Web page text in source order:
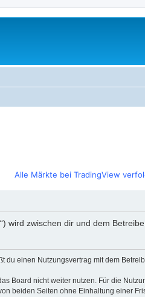
Alle Märkte bei TradingView
wird zwischen dir und dem
du einen Nutzungsvertrag mit dem
Board nicht weiter nutzen. Für die
beiden Seiten ohne Einhaltung einer